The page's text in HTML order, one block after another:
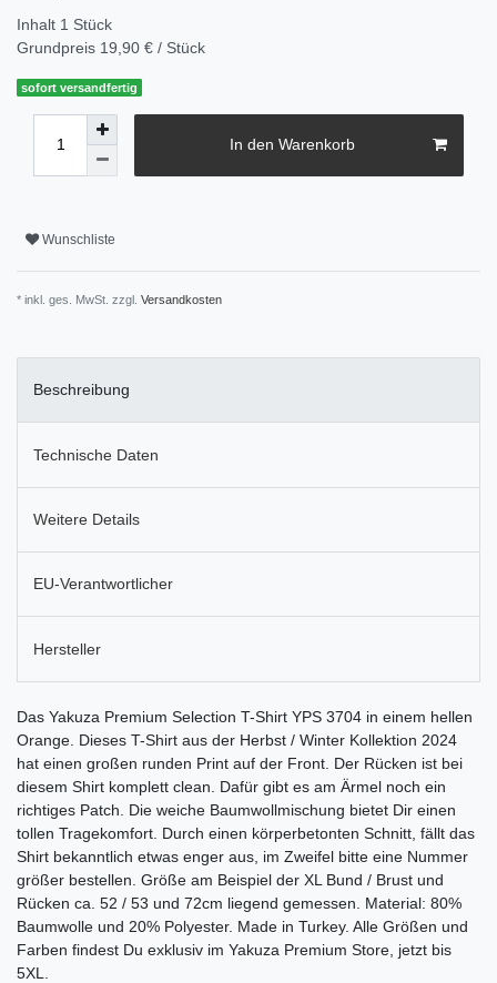
Inhalt 1 Stück
Grundpreis 19,90 € / Stück
sofort versandfertig
In den Warenkorb
Wunschliste
* inkl. ges. MwSt. zzgl. Versandkosten
Beschreibung
Technische Daten
Weitere Details
EU-Verantwortlicher
Hersteller
Das Yakuza Premium Selection T-Shirt YPS 3704 in einem hellen
Orange. Dieses T-Shirt aus der Herbst / Winter Kollektion 2024
hat einen großen runden Print auf der Front. Der Rücken ist bei
diesem Shirt komplett clean. Dafür gibt es am Ärmel noch ein
richtiges Patch. Die weiche Baumwollmischung bietet Dir einen
tollen Tragekomfort. Durch einen körperbetonten Schnitt, fällt das
Shirt bekanntlich etwas enger aus, im Zweifel bitte eine Nummer
größer bestellen. Größe am Beispiel der XL Bund / Brust und
Rücken ca. 52 / 53 und 72cm liegend gemessen. Material: 80%
Baumwolle und 20% Polyester. Made in Turkey. Alle Größen und
Farben findest Du exklusiv im Yakuza Premium Store, jetzt bis
5XL.